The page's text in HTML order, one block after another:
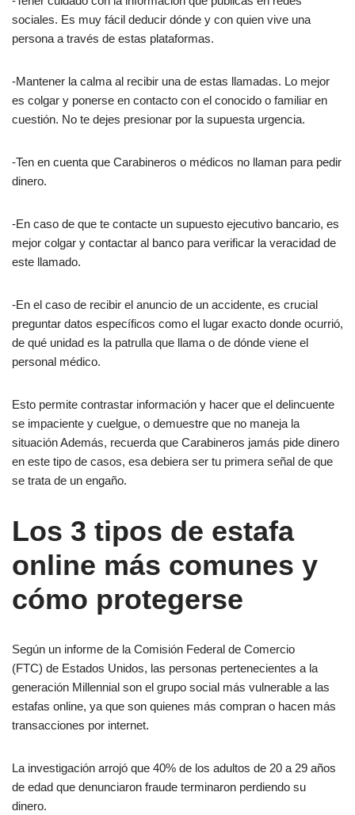
sociales. Es muy fácil deducir dónde y con quien vive una
persona a través de estas plataformas.
-Mantener la calma al recibir una de estas llamadas. Lo mejor
es colgar y ponerse en contacto con el conocido o familiar en
cuestión. No te dejes presionar por la supuesta urgencia.
-Ten en cuenta que Carabineros o médicos no llaman para pedir
dinero.
-En caso de que te contacte un supuesto ejecutivo bancario, es
mejor colgar y contactar al banco para verificar la veracidad de
este llamado.
-En el caso de recibir el anuncio de un accidente, es crucial
preguntar datos específicos como el lugar exacto donde ocurrió,
de qué unidad es la patrulla que llama o de dónde viene el
personal médico.
Esto permite contrastar información y hacer que el delincuente
se impaciente y cuelgue, o demuestre que no maneja la
situación Además, recuerda que Carabineros jamás pide dinero
en este tipo de casos, esa debiera ser tu primera señal de que
se trata de un engaño.
Los 3 tipos de estafa
online más comunes y
cómo protegerse
Según un informe de la Comisión Federal de Comercio
(FTC) de Estados Unidos, las personas pertenecientes a la
generación Millennial son el grupo social más vulnerable a las
estafas online, ya que son quienes más compran o hacen más
transacciones por internet.
La investigación arrojó que 40% de los adultos de 20 a 29 años
de edad que denunciaron fraude terminaron perdiendo su
dinero.